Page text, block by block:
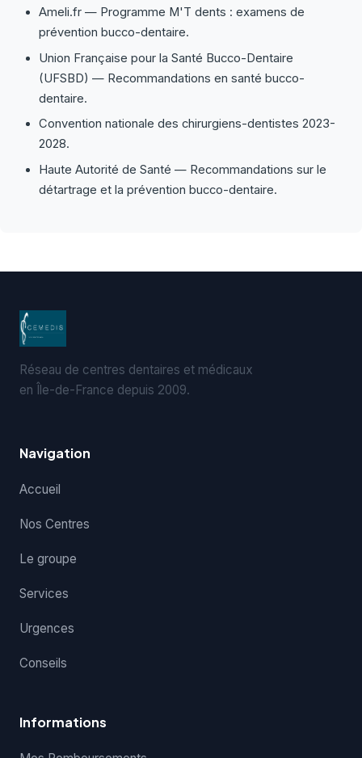
Ameli.fr — Programme M'T dents : examens de
prévention bucco-dentaire.
Union Française pour la Santé Bucco-Dentaire
(UFSBD) — Recommandations en santé bucco-
dentaire.
Convention nationale des chirurgiens-dentistes 2023-
2028.
Haute Autorité de Santé — Recommandations sur le
détartrage et la prévention bucco-dentaire.
Réseau de centres dentaires et médicaux
en Île-de-France depuis 2009.
Navigation
Accueil
Nos Centres
Le groupe
Services
Urgences
Conseils
Informations